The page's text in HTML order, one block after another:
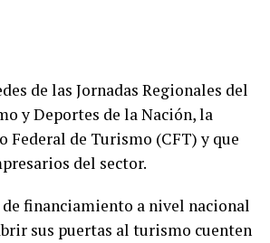
de las Jornadas Regionales del
y Deportes de la Nación, la
de Turismo (CFT) y que
del sector.
financiamiento a nivel nacional
sus puertas al turismo cuenten